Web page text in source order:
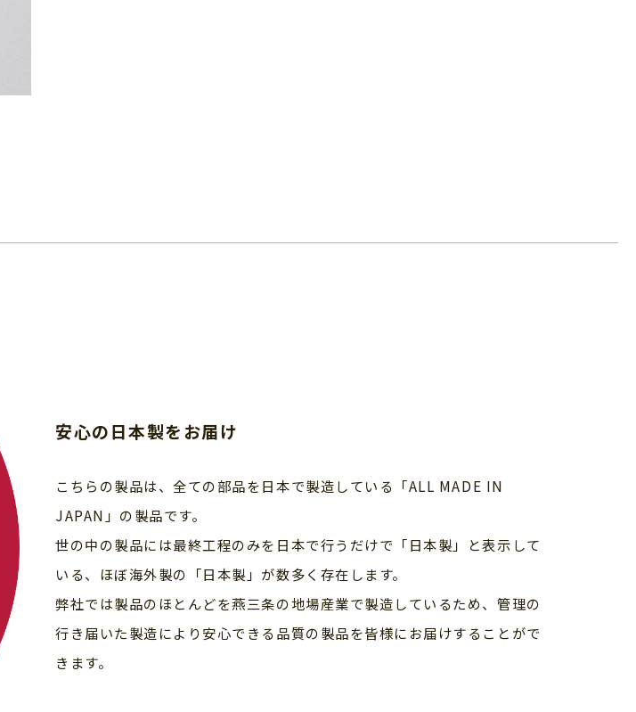
安心の日本製をお届け
こちらの製品は、全ての部品を日本で製造している「ALL MADE IN
JAPAN」の製品です。
世の中の製品には最終工程のみを日本で行うだけで「日本製」と表示して
いる、ほぼ海外製の「日本製」が数多く存在します。
弊社では製品のほとんどを燕三条の地場産業で製造しているため、管理の
行き届いた製造により安心できる品質の製品を皆様にお届けすることがで
きます。